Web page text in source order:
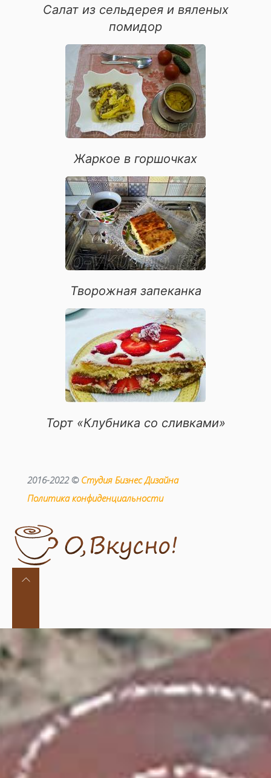
Салат из сельдерея и вяленых
помидор
Жаркое в горшочках
Творожная запеканка
Торт «Клубника со сливками»
2016-2022 © Студия Бизнес Дизайна
Политика конфиденциальности